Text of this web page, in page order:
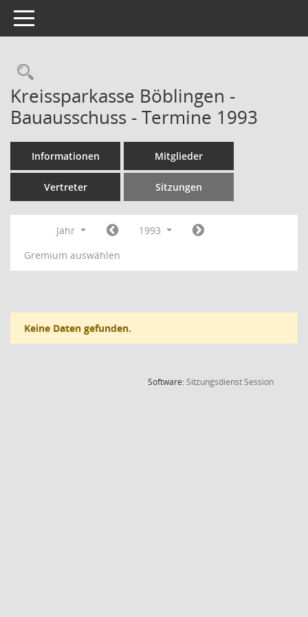
Toggle navigation
Rechercheauswahl
Kreissparkasse Böblingen -
Bauausschuss - Termine 1993
Informationen Mitglieder
Vertreter Sitzungen
Jahr
1993
Gremium auswählen
Keine Daten gefunden.
Software:SitzungsdienstSession(Wird in